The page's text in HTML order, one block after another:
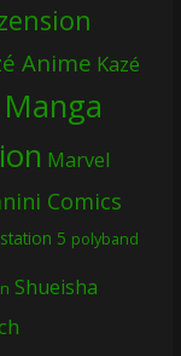
Anime Kazé
Manga
Marvel
Comics
5 polyband
Shueisha